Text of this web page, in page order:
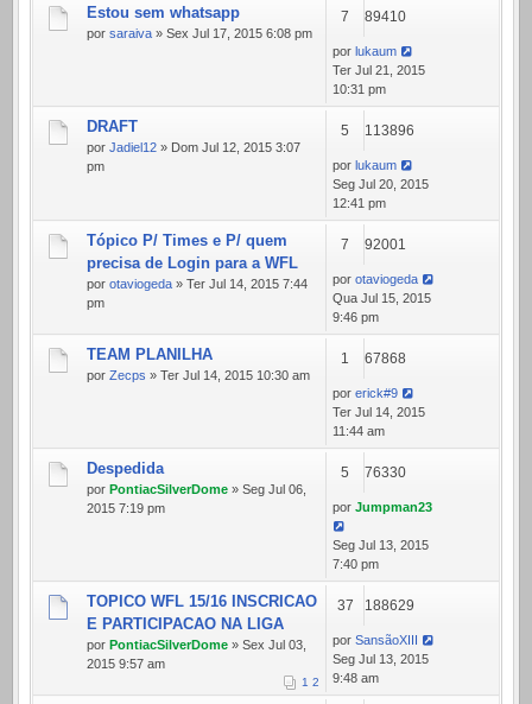
Estou sem whatsapp
por saraiva » Sex Jul 17, 2015 6:08 pm
7 89410
por lukaum
Ter Jul 21, 2015
10:31 pm
DRAFT
por Jadiel12 » Dom Jul 12, 2015 3:07
pm
5 113896
por lukaum
Seg Jul 20, 2015
12:41 pm
Tópico P/ Times e P/ quem
precisa de Login para a WFL
por otaviogeda » Ter Jul 14, 2015 7:44
pm
7 92001
por otaviogeda
Qua Jul 15, 2015
9:46 pm
TEAM PLANILHA
por Zecps » Ter Jul 14, 2015 10:30 am
1 67868
por erick#9
Ter Jul 14, 2015
11:44 am
Despedida
por PontiacSilverDome » Seg Jul 06,
2015 7:19 pm
5 76330
por Jumpman23
Seg Jul 13, 2015
7:40 pm
TOPICO WFL 15/16 INSCRICAO
E PARTICIPACAO NA LIGA
por PontiacSilverDome » Sex Jul 03,
2015 9:57 am
1 2
37 188629
por SansãoXIII
Seg Jul 13, 2015
9:48 am